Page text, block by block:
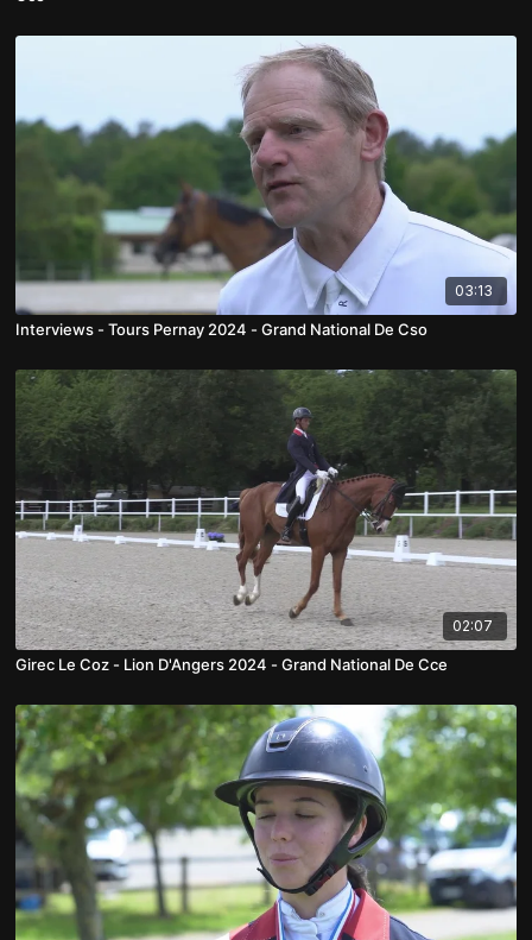
03:13
Interviews - Tours Pernay 2024 - Grand National De Cso
02:07
Girec Le Coz - Lion D'Angers 2024 - Grand National De Cce